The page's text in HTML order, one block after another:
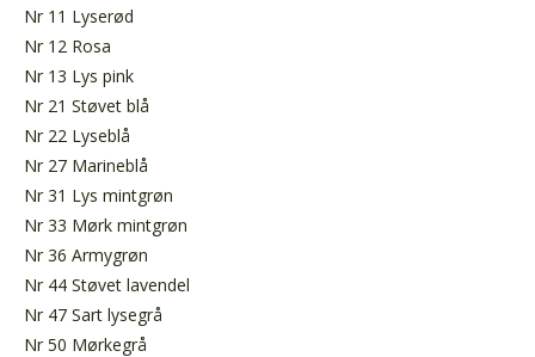
Nr 11 Lyserød
Nr 12 Rosa
Nr 13 Lys pink
Nr 21 Støvet blå
Nr 22 Lyseblå
Nr 27 Marineblå
Nr 31 Lys mintgrøn
Nr 33 Mørk mintgrøn
Nr 36 Armygrøn
Nr 44 Støvet lavendel
Nr 47 Sart lysegrå
Nr 50 Mørkegrå